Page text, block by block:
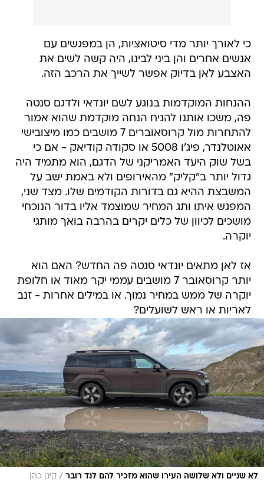
כי לאורך יותר מדי סיטואציות, הן במפגשים עם
אנשים אחרים והן ביני לבינו, היה קשה לשים את
האצבע לאן בדיוק אפשר לשייך את הרכב הזה.
ההנחות המוקדמות בנוגע לשם יונדאי ולדגם סנטה
פה, משכו אותנו להניח הנחה מוקדמת שהוא אמור
להתחרות מול קרוסאוברים 7 מושבים כמו מיצובישי
אאוטלנדר, פיג'ו 5008 או סקודה קודיאק - אם כי
בשל שוק היעד האמריקני של הדגם, הוא מתמיד היה
גדול יותר ב"קליק" מהאירופים ולא באמת ישב על
המשבצת ההיא גם בדורות הקודמים שלו. מצד שני,
המפגש איתו ותג המחיר שמוצמד אליו בדור הנוכחי
מושכים לכיוון של כלים יקרים בהרבה בואך מותגי
יוקרה.
אז לאן מתאים יונדאי סנטה פה החדש? האם הוא
יותר קרוסאובר 7 מושבים עממי יקר מאוד או חלופת
יוקרה של ממש במחיר נמוך. או במילים אחרות - זנב
לאריות או ראש לשועלים?
לא שניים ולא שלושה העירו שהוא מזכיר להם לנד רובר / קינן כהן